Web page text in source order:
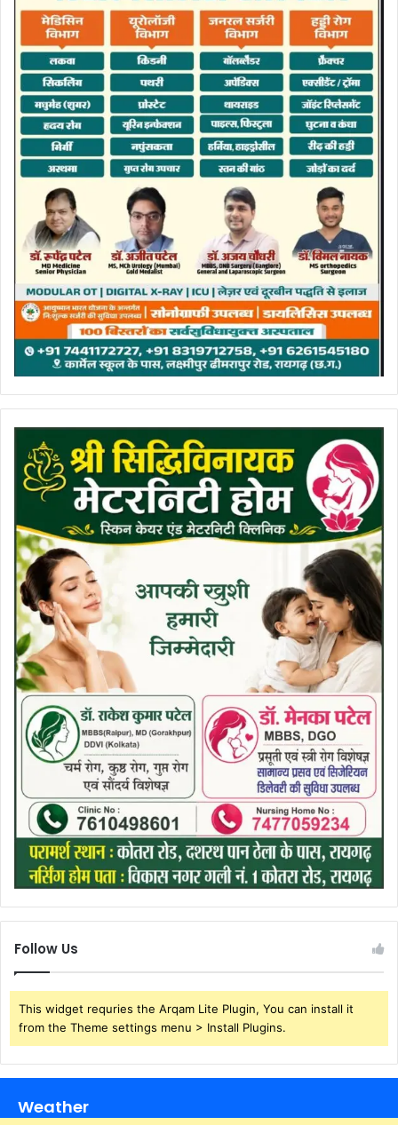
Follow Us
This widget requries the Arqam Lite Plugin, You can install it
from the Theme settings menu > Install Plugins.
Weather